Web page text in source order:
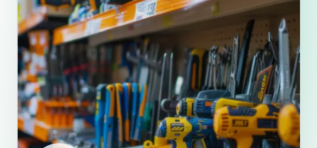
Mijn locatie selecteren